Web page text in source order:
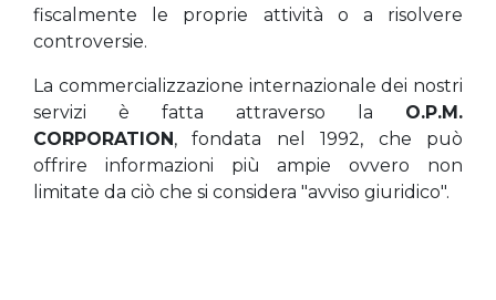
fiscalmente le proprie attività o a risolvere
controversie.
La commercializzazione internazionale dei nostri
servizi è fatta attraverso la O.P.M.
CORPORATION, fondata nel 1992, che può
offrire informazioni più ampie ovvero non
limitate da ciò che si considera "avviso giuridico".